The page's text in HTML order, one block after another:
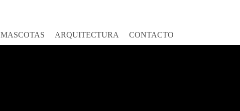
MASCOTAS ARQUITECTURA CONTACTO